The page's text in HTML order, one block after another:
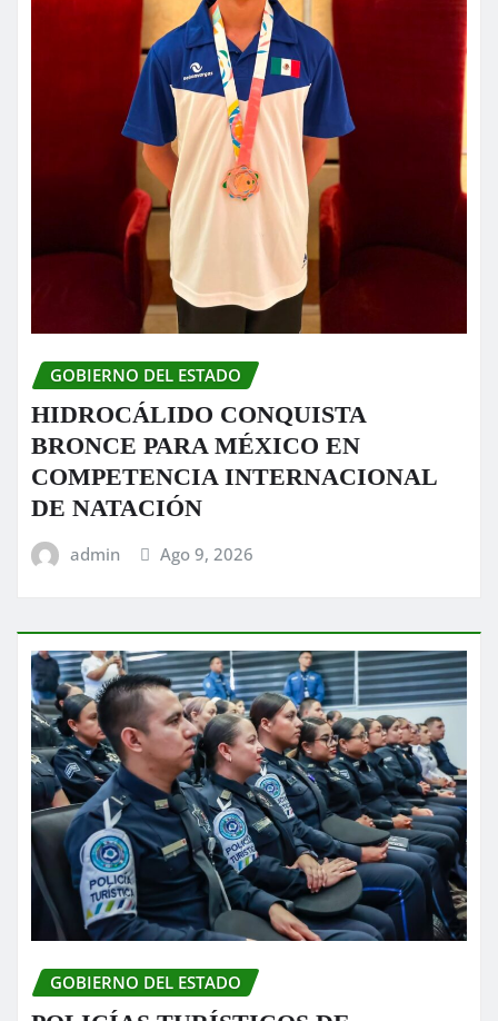
GOBIERNO DEL ESTADO
HIDROCÁLIDO CONQUISTA
BRONCE PARA MÉXICO EN
COMPETENCIA INTERNACIONAL
DE NATACIÓN
admin Ago 9, 2026
GOBIERNO DEL ESTADO